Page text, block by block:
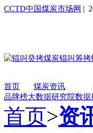
CCTD中国煤炭市场网 |
首页 煤炭资讯
品牌榜大数据研究院数据
首页>资